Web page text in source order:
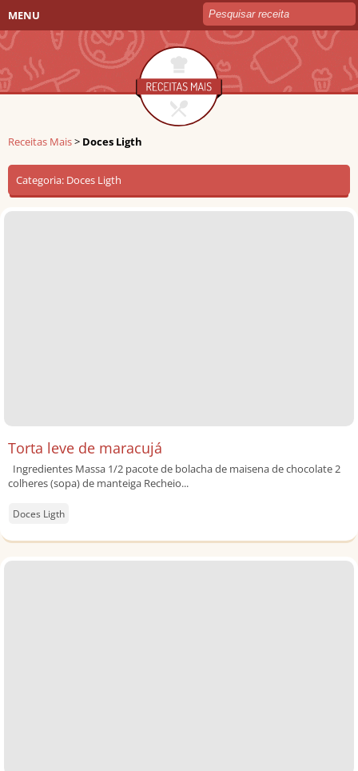
MENU
Receitas Mais> Doces Ligth
Categoria: Doces Ligth
Torta leve de maracujá
Ingredientes Massa 1/2 pacote de bolacha de maisena de chocolate 2
colheres (sopa) de manteiga Recheio...
Doces Ligth